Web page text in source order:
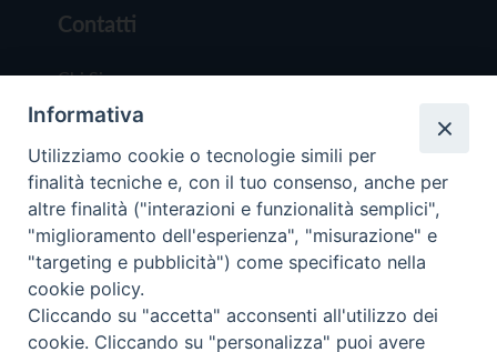
Contatti
Chi Siamo
Redazione
Scrivici
Copyright © 2019 - Tutti i diritti riservati - Vita
Trentina Editrice
Informativa
Utilizziamo cookie o tecnologie simili per
finalità tecniche e, con il tuo consenso, anche per
altre finalità ("interazioni e funzionalità semplici",
"miglioramento dell'esperienza", "misurazione" e
"targeting e pubblicità") come specificato nella
cookie policy.
Cliccando su "accetta" acconsenti all'utilizzo dei
cookie. Cliccando su "personalizza" puoi avere